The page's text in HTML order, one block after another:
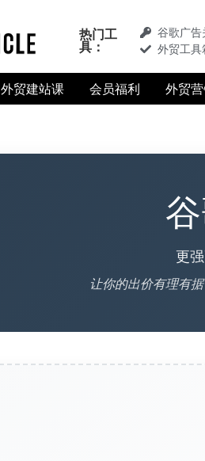
热门工
具：
谷歌广告
外贸工具
外贸建站课 会员福利 外贸
更
让你的出价有理有